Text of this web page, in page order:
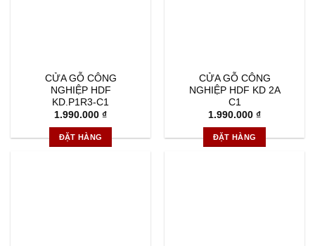
CỬA GỖ CÔNG
NGHIỆP HDF
KD.P1R3-C1
1.990.000 ₫
ĐẶT HÀNG
CỬA GỖ CÔNG
NGHIỆP HDF KD 2A
C1
1.990.000 ₫
ĐẶT HÀNG